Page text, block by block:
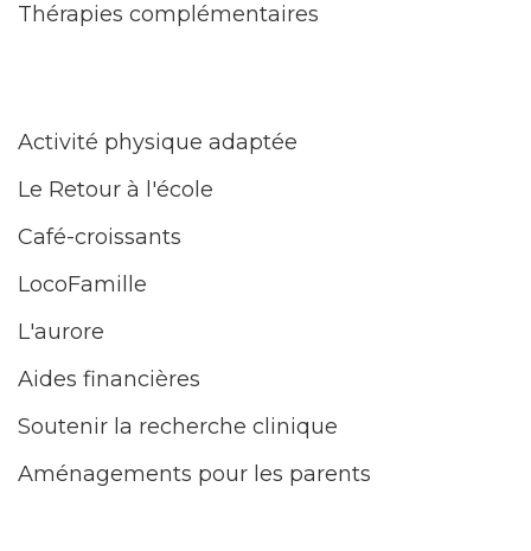
Thérapies complémentaires
Activité physique adaptée
Le Retour à l'école
Café-croissants
LocoFamille
L'aurore
Aides financières
Soutenir la recherche clinique
Aménagements pour les parents